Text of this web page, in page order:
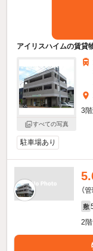
アイリスハイムの賃貸
すべての写真
3
駐車場あり
（
敷
2